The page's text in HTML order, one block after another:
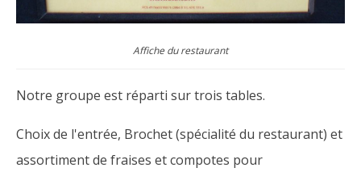
Affiche du restaurant
Notre groupe est réparti sur trois tables.
Choix de l'entrée, Brochet (spécialité du restaurant) et
assortiment de fraises et compotes pour